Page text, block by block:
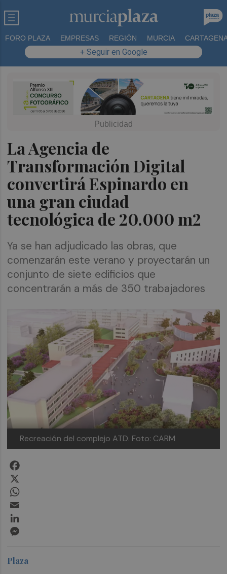
FORO PLAZA EMPRESAS REGIÓN MURCIA
+ Seguir en Google
La Agencia de
Transformación Digital
convertirá Espinardo en
una gran ciudad
tecnológica de 20.000 m2
Ya se han adjudicado las obras, que
comenzarán este verano y proyectarán un
conjunto de siete edificios que
concentrarán a más de 350 trabajadores
Recreación del complejo ATD. Foto: CARM
Plaza